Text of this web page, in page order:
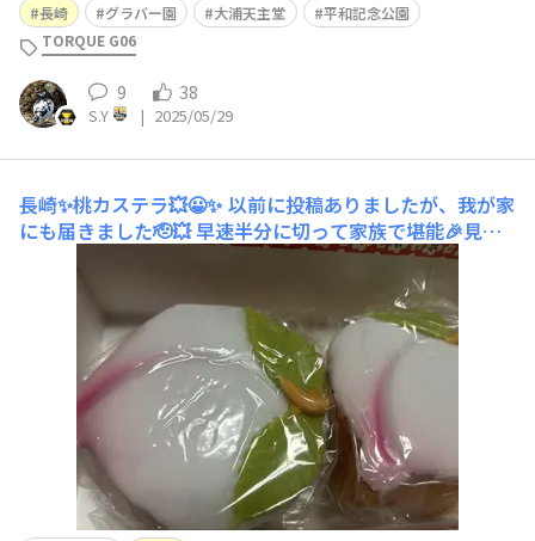
長崎 グラバー園 大浦天主堂
平和記念公園
TORQUE G06
9 38
S.Y | 2025/05/29
長崎✨桃カステラ💥😀✨以前に投稿ありましたが、我が家
にも届きました🫡💥 早速半分に切って家族で堪能🎉見た
目、上側しか砂糖が無いですが😀💦元々甘いのに、さら
に加糖‼️‼️ ビールでも甘いものが食べれる私でもヤバかっ
たです😱💧甘い‼️‼️ 明日の高血糖は確実です🫡💥